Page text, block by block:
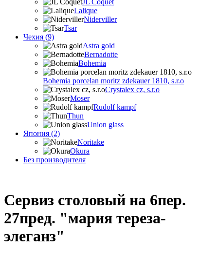
JL Coquet
Lalique
Niderviller
Tsar
Чехия (9)
Astra gold
Bernadotte
Bohemia
Bohemia porcelan moritz zdekauer 1810, s.r.o
Crystalex cz, s.r.o
Moser
Rudolf kampf
Thun
Union glass
Япония (2)
Noritake
Okura
Без производителя
Сервиз столовый на 6пер.
27пред. "мария тереза-
элеганз"